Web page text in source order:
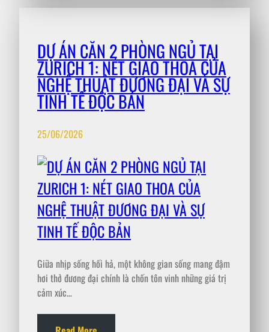
DỰ ÁN CĂN 2 PHÒNG NGỦ TẠI
ZURICH 1: NÉT GIAO THOA CỦA
NGHỆ THUẬT ĐƯƠNG ĐẠI VÀ SỰ
TINH TẾ ĐỘC BẢN
25/06/2026
Giữa nhịp sống hối hả, một không gian sống mang đậm
hơi thở đương đại chính là chốn tôn vinh những giá trị
cảm xúc…